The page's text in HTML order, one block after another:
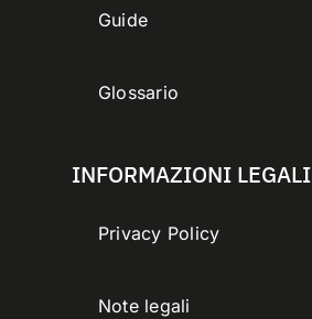
Guide
Glossario
INFORMAZIONI LEGALI
Privacy Policy
Note legali